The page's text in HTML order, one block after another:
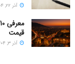
آذر ۲۲, ۱۴۰۴
قیمت
آذر ۳, ۱۴۰۴